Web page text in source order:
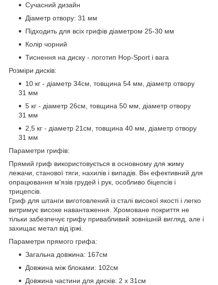
Сучасний дизайн
Діаметр отвору: 31 мм
Підходить для всіх грифів діаметром 25-30 мм
Колір чорний
Тиснення на диску - логотип Hop-Sport і вага
Розміри дисків:
10 кг - діаметр 34см, товщина 54 мм, діаметр отвору
31 мм
5 кг - діаметр 26см, товщина 50 мм, діаметр отвору
31 мм
2,5 кг - діаметр 21см, товщина 40 мм, діаметр отвору
31 мм
Параметри грифів:
Прямий гриф використовується в основному для жиму
лежачи, станової тяги, нахилів і випадів. Він ефективний для
опрацювання м'язів грудей і рук, особливо біцепсів і
трицепсів.
Гриф для штанги виготовлений із сталі високої якості і легко
витримує високе навантаження. Хромоване покриття не
тільки забезпечує грифу привабливий зовнішній вигляд, але і
захищає метал від іржі.
Параметри прямого грифа:
Загальна довжина: 167см
Довжина між блоками: 102см
Довжина частини для дисків: 2 х 31см